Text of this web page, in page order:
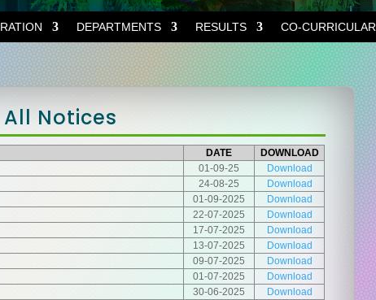
DEPARTMENTS RESULTS CO-CURRICULAR
Notices
DATE
DOWNLOAD
01-09-25
Download
24-08-25
Download
01-09-2025
Download
22-07-2025
Download
17-07-2025
Download
13-07-2025
Download
09-07-2025
Download
01-07-2025
Download
30-06-2025
Download